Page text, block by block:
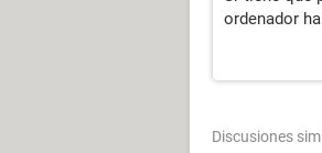
ordenador
Discusiones